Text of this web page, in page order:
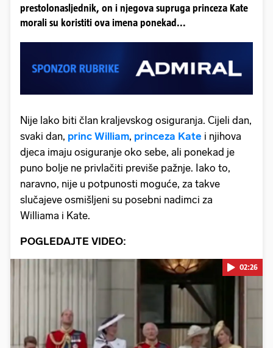
prestolonasljednik, on i njegova supruga princeza Kate
morali su koristiti ova imena ponekad...
Nije lako biti član kraljevskog osiguranja. Cijeli dan,
svaki dan, princ William, princeza Kate i njihova
djeca imaju osiguranje oko sebe, ali ponekad je
puno bolje ne privlačiti previše pažnje. Iako to,
naravno, nije u potpunosti moguće, za takve
slučajeve osmišljeni su posebni nadimci za
Williama i Kate.
POGLEDAJTE VIDEO:
Pokretanje videa...
02:26